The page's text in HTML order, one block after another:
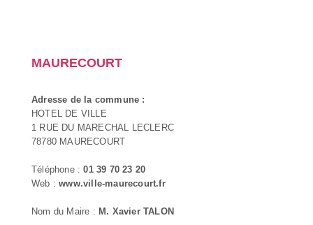
MAURECOURT
Adresse de la commune :
HOTEL DE VILLE
1 RUE DU MARECHAL LECLERC
78780 MAURECOURT
Téléphone :01 39 70 23 20
Web :www.ville-maurecourt.fr
Nom du Maire : M. Xavier TALON